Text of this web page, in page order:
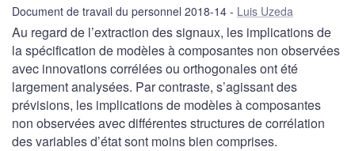
Document de travail du personnel 2018-14 Luis Uzeda
Au regard de l’extraction des signaux, les implications de
la spécification de modèles à composantes non observées
avec innovations corrélées ou orthogonales ont été
largement analysées. Par contraste, s’agissant des
prévisions, les implications de modèles à composantes
non observées avec différentes structures de corrélation
des variables d’état sont moins bien comprises.